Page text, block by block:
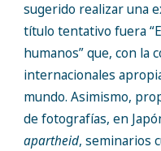
sugerido realizar una
título tentativo fuera
humanos” que, con la
internacionales
mundo. Asimismo,
de fotografías, en
apartheid, seminarios